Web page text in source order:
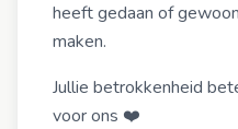
heeft gedaan of
maken.
Jullie betrokkenheid
voor ons ❤️